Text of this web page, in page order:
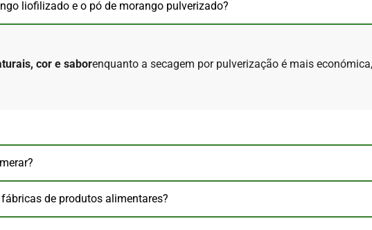
liofilizado e o pó de morango pulverizado?
cor e saborenquanto a secagem por pulverização é mais
de produtos alimentares?